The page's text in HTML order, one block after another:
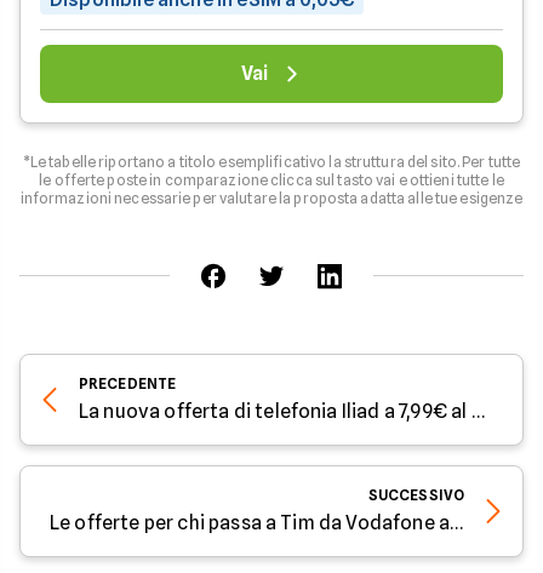
Vai
*Le tabelle riportano a titolo esemplificativo la struttura del sito. Per tutte
le offerte poste in comparazione clicca sul tasto vai e ottieni tutte le
informazioni necessarie per valutare la proposta adatta alle tue esigenze
PRECEDENTE
La nuova offerta di telefonia Iliad a 7,99€ al mese
SUCCESSIVO
Le offerte per chi passa a Tim da Vodafone a Giugno 2021